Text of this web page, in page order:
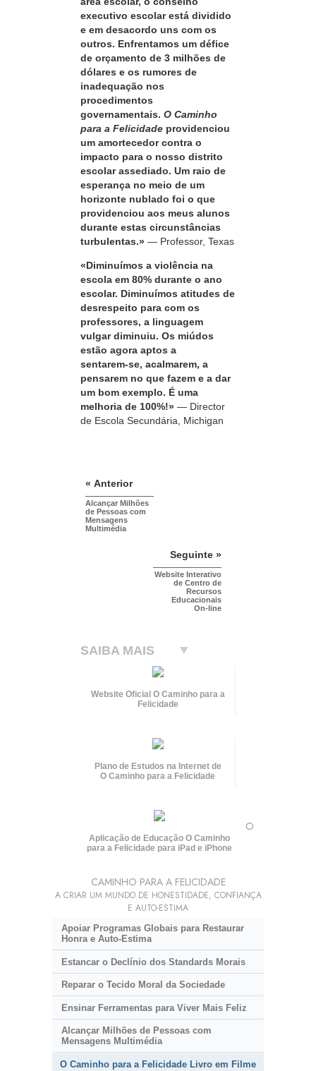
executivo escolar está dividido
e em desacordo uns com os
outros. Enfrentamos um défice
de orçamento de 3 milhões de
dólares e os rumores de
inadequação nos
procedimentos
governamentais. O Caminho
para a Felicidade providenciou
um amortecedor contra o
impacto para o nosso distrito
escolar assediado. Um raio de
esperança no meio de um
horizonte nublado foi o que
providenciou aos meus alunos
durante estas circunstâncias
turbulentas.» — Professor, Texas
«Diminuímos a violência na
escola em 80% durante o ano
escolar. Diminuímos atitudes de
desrespeito para com os
professores, a linguagem
vulgar diminuiu. Os miúdos
estão agora aptos a
sentarem‑se, acalmarem, a
pensarem no que fazem e a dar
um bom exemplo. É uma
melhoria de 100%!» — Director
de Escola Secundária, Michigan
« Anterior
Alcançar Milhões
de Pessoas com
Mensagens
Multimédia
Seguinte »
Website Interativo
de Centro de
Recursos
Educacionais
On-line
SAIBA MAIS
Website Oficial O Caminho para a
Felicidade
Plano de Estudos na Internet de
O Caminho para a Felicidade
Aplicação de Educação O Caminho
para a Felicidade para iPad e iPhone
O
CAMINHO PARA A FELICIDADE
A CRIAR UM MUNDO DE HONESTIDADE, CONFIANÇA
E AUTO-ESTIMA
Apoiar Programas Globais para Restaurar
Honra e Auto-Estima
Estancar o Declínio dos Standards Morais
Reparar o Tecido Moral da Sociedade
Ensinar Ferramentas para Viver Mais Feliz
Alcançar Milhões de Pessoas com
Mensagens Multimédia
O Caminho para a Felicidade Livro em Filme